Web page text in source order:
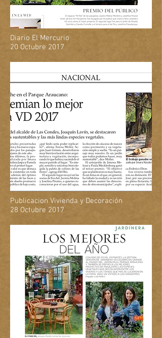
Diario El Mercurio
20 Octubre 2017
Publicacion Vivienda y Decoración
28 Octubre 2017